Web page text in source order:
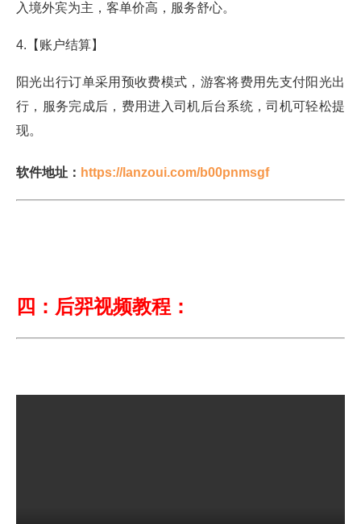
入境外宾为主，客单价高，服务舒心。
4.【账户结算】
阳光出行订单采用预收费模式，游客将费用先支付阳光出
行，服务完成后，费用进入司机后台系统，司机可轻松提
现。
软件地址： https://lanzoui.com/b00pnmsgf
四：后羿视频教程：